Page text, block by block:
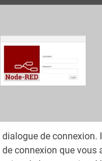
de connexion.
connexion que vous